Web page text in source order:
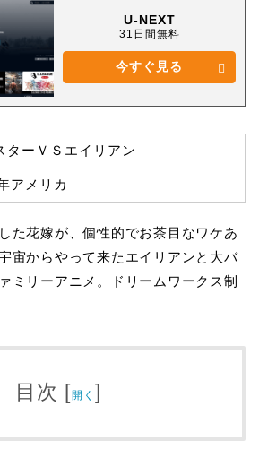
U-NEXT
31日間無料
今すぐ見る
ターＶＳエイリアン
アメリカ
た花嫁が、個性的でお茶目なワケあ
宙からやって来たエイリアンと大バ
ミリーアニメ。ドリームワークス制
目次 [開く ]